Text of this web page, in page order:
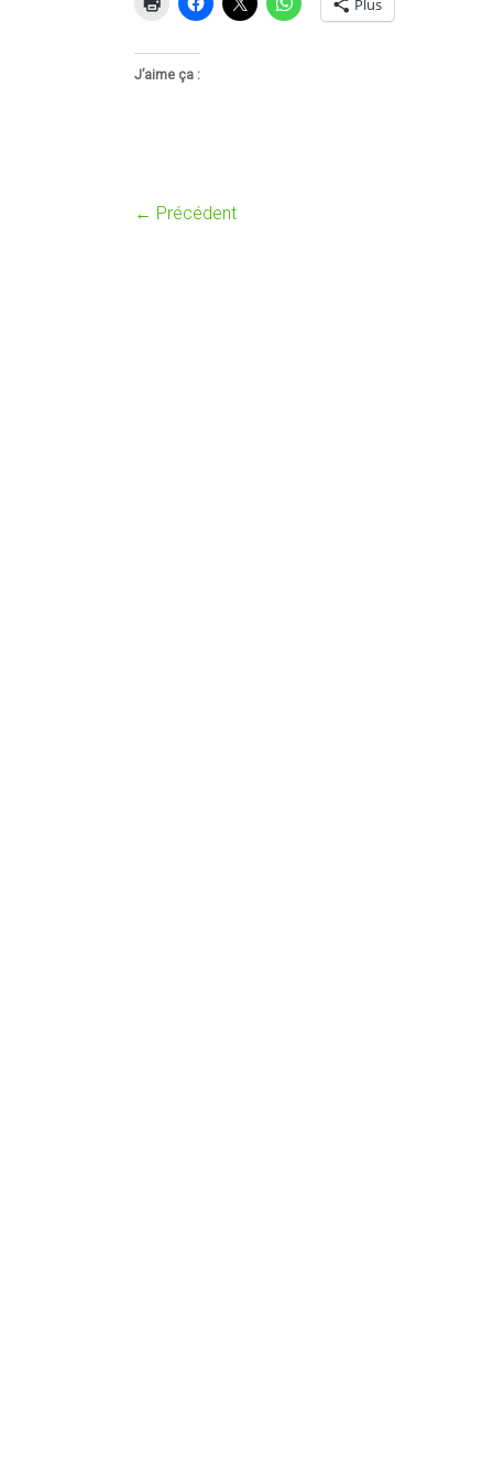
Plus
J’aime ça :
← Précédent